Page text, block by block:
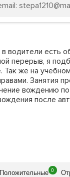
водители есть
перерыв, я
Так же на
Занятия
вождению
после
Положительные 0